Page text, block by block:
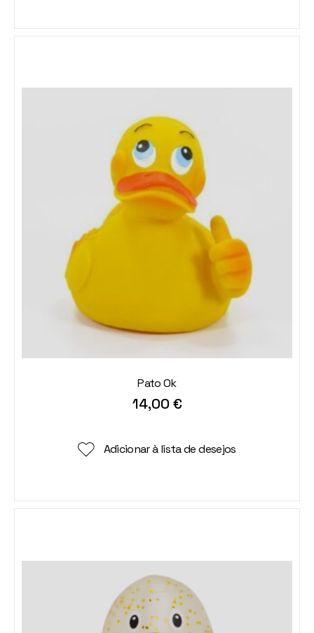
Pato Ok
14,00 €
Adicionar à lista de desejos